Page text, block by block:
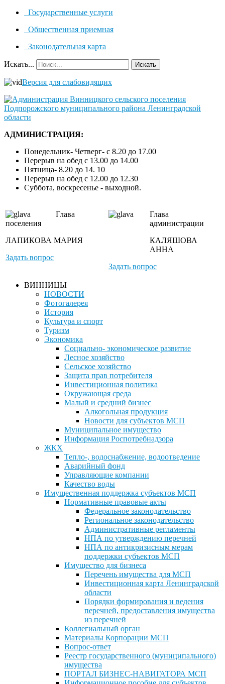
Государственные услуги
Общественная приемная
Законодательная карта
Искать... Искать
Версия для слабовидящих
АДМИНИСТРАЦИЯ:
Понедельник- Четверг- с 8.20 до 17.00
Перерыв на обед с 13.00 до 14.00
Пятница- 8.20 до 14. 10
Перерыв на обед с 12.00 до 12.30
Суббота, воскресенье - выходной.
Глава
поселения
ЛАПИКОВА МАРИЯ
Задать вопрос
Глава
администрации
КАЛЯШОВА
АННА
Задать вопрос
ВИННИЦЫ
НОВОСТИ
Фотогалерея
История
Культура и спорт
Туризм
Экономика
Социально- экономическое развитие
Лесное хозяйство
Сельское хозяйство
Защита прав потребителя
Инвестиционная политика
Окружающая среда
Малый и средний бизнес
Алкогольная продукция
Новости для субъектов МСП
Муниципальное имущество
Информация Роспотребнадзора
ЖКХ
Тепло-, водоснабжение, водоотведение
Аварийный фонд
Управляющие компании
Качество воды
Имущественная поддержка субъектов МСП
Нормативные правовые акты
Федеральное законодательство
Региональное законодательство
Административные регламенты
НПА по утверждению перечней
НПА по антикризисным мерам
поддержки субъектов МСП
Имущество для бизнеса
Перечень имущества для МСП
Инвестиционная карта Ленинградской
области
Порядки формирования и ведения
перечней, предоставления имущества
из перечней
Коллегиальный орган
Материалы Корпорации МСП
Вопрос-ответ
Реестр государственного (муниципального)
имущества
ПОРТАЛ БИЗНЕС-НАВИГАТОРА МСП